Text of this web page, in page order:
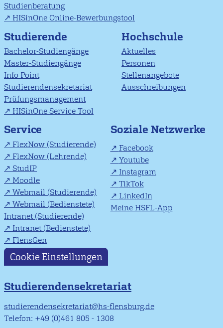
Studienberatung
HISinOne Online-Bewerbungstool
Studierende
Bachelor-Studiengänge
Master-Studiengänge
Info Point
Studierendensekretariat
Prüfungsmanagement
HISinOne Service Tool
Hochschule
Aktuelles
Personen
Stellenangebote
Ausschreibungen
Service
FlexNow (Studierende)
FlexNow (Lehrende)
StudIP
Moodle
Webmail (Studierende)
Webmail (Bedienstete)
Intranet (Studierende)
Intranet (Bedienstete)
FlensGen
Soziale Netzwerke
Facebook
Youtube
Instagram
TikTok
LinkedIn
Meine HSFL-App
Cookie Einstellungen
Studierendensekretariat
studierendensekretariat@hs-flensburg.de
Telefon: +49 (0)461 805 - 1308